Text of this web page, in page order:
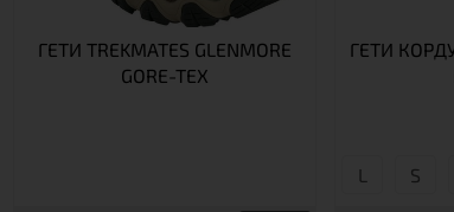
ГЕТИ TREKMATES GLENMORE
GORE-TEX
ГЕТИ
L S